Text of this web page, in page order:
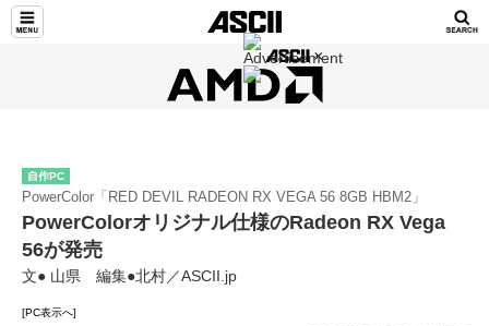
自作PC
PowerColor「RED DEVIL RADEON RX VEGA 56 8GB HBM2」
PowerColorオリジナル仕様のRadeon RX Vega
56が発売
文● 山県 編集●北村／ASCII.jp
[PC表示へ]